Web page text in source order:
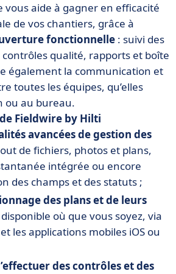
vous aide à gagner en efficacité
de vos chantiers, grâce à
fonctionnelle : suivi des
qualité, rapports et boîte
également la communication et
toutes les équipes, qu’elles
ou au bureau.
Fieldwire by Hilti
avancées de gestion des
de fichiers, photos et plans,
intégrée ou encore
des champs et des statuts ;
des plans et de leurs
disponible où que vous soyez, via
les applications mobiles iOS ou
des contrôles et des